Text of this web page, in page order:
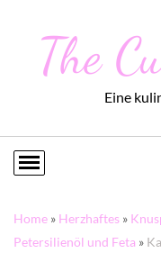
The
Eine
Home » Herzhaftes »
Petersilienöl und Feta »